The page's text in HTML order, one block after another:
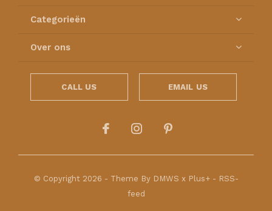
Categorieën
Over ons
CALL US EMAIL US
© Copyright 2026 - Theme By DMWS x Plus+- RSS-
feed